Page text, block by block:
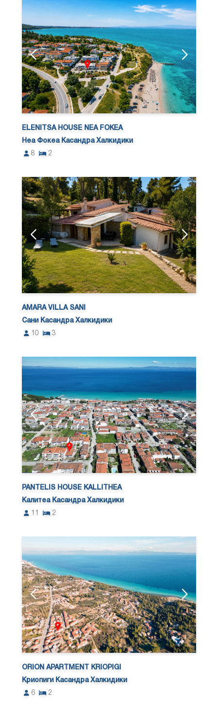
ELENITSA HOUSE NEA FOKEA
Неа Фокеа Касандра Халкидики
8
2
AMARA VILLA SANI
Сани Касандра Халкидики
10
3
PANTELIS HOUSE KALLITHEA
Калитеа Касандра Халкидики
11
2
ORION APARTMENT KRIOPIGI
Криопиги Касандра Халкидики
6
2